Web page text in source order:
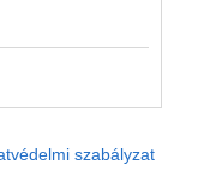
szabályzat
kapcsolót”,
Ma már egyre
ilyen
hálózat